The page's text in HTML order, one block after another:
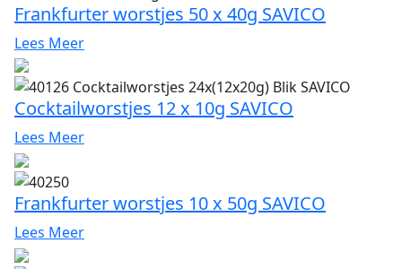
Frankfurter worstjes 50 x 40g SAVICO
Lees Meer
Cocktailworstjes 12 x 10g SAVICO
Lees Meer
Frankfurter worstjes 10 x 50g SAVICO
Lees Meer